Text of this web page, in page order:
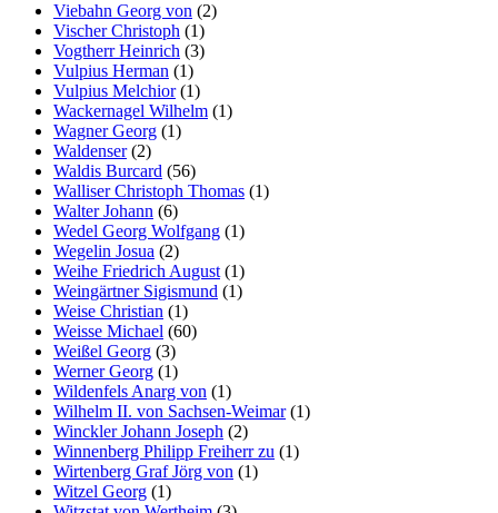
Viebahn Georg von (2)
Vischer Christoph (1)
Vogtherr Heinrich (3)
Vulpius Herman (1)
Vulpius Melchior(1)
Wackernagel Wilhelm (1)
Wagner Georg (1)
Waldenser(2)
Waldis Burcard (56)
Walliser Christoph Thomas (1)
Walter Johann (6)
Wedel Georg Wolfgang (1)
Wegelin Josua (2)
Weihe Friedrich August (1)
Weingärtner Sigismund (1)
Weise Christian (1)
Weisse Michael (60)
Weißel Georg (3)
Werner Georg (1)
Wildenfels Anarg von (1)
Wilhelm II. von Sachsen-Weimar(1)
Winckler Johann Joseph (2)
Winnenberg Philipp Freiherr zu (1)
Wirtenberg Graf Jörg von (1)
Witzel Georg (1)